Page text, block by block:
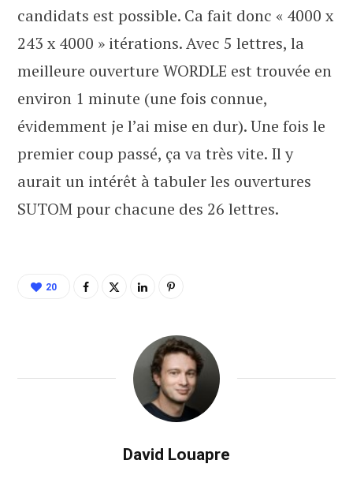
candidats est possible. Ca fait donc « 4000 x
243 x 4000 » itérations. Avec 5 lettres, la
meilleure ouverture WORDLE est trouvée en
environ 1 minute (une fois connue,
évidemment je l’ai mise en dur). Une fois le
premier coup passé, ça va très vite. Il y
aurait un intérêt à tabuler les ouvertures
SUTOM pour chacune des 26 lettres.
20
David Louapre